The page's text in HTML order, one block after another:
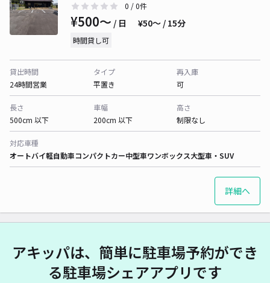
0 / 0件
¥500〜 / 日 ¥50〜 / 15分
時間貸し可
貸出時間
24時間営業
タイプ
平置き
再入庫
可
長さ
500cm 以下
車幅
200cm 以下
高さ
制限なし
対応車種
オートバイ軽自動車コンパクトカー中型車ワンボックス大型車・SUV
詳細へ
アキッパは、簡単に駐車場予約ができ
る駐車場シェアアプリです